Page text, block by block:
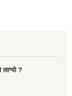
लाग्याे ?